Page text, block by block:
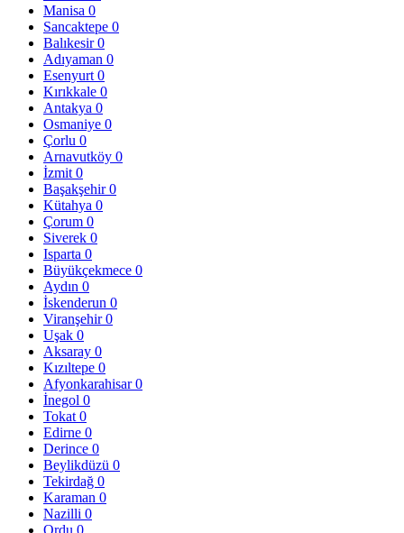
Manisa 0
Sancaktepe 0
Balıkesir0
Adıyaman 0
Esenyurt 0
Kırıkkale 0
Antakya 0
Osmaniye 0
Çorlu 0
Arnavutköy 0
İzmit 0
Başakşehir0
Kütahya 0
Çorum 0
Siverek 0
Isparta 0
Büyükçekmece 0
Aydın 0
İskenderun 0
Viranşehir0
Uşak 0
Aksaray 0
Kızıltepe 0
Afyonkarahisar0
İnegol 0
Tokat 0
Edirne 0
Derince 0
Beylikdüzü 0
Tekirdağ 0
Karaman 0
Nazilli 0
Ordu 0